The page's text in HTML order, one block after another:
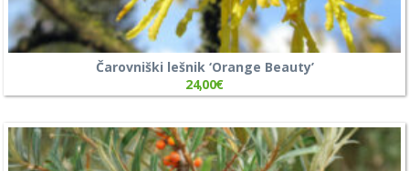
Čarovniški lešnik ‘Orange Beauty’
24,00€